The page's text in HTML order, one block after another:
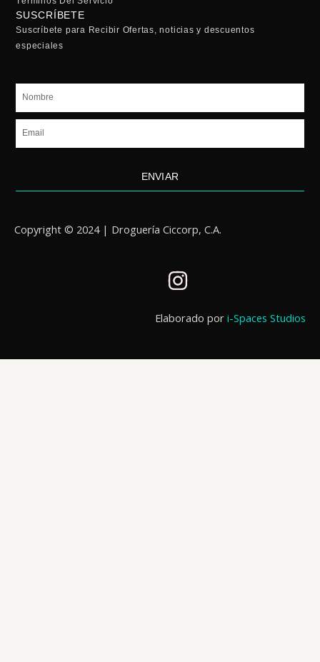
SUSCRÍBETE
Suscríbete para Recibir Ofertas, noticias y descuentos
especiales
Nombre
Email
ENVIAR
Copyright © 2024 | Droguería Ciccorp, C.A.
I
s
a
Elaborado por i-Spaces Studios